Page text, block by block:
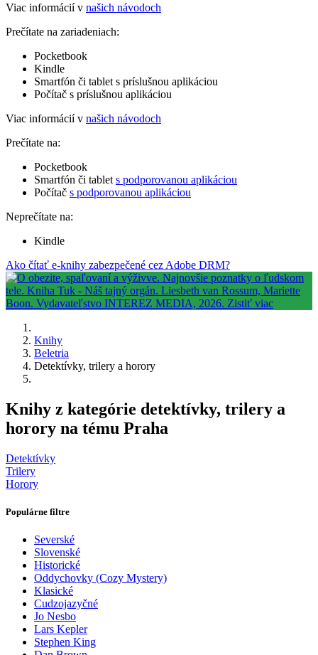
Viac informácií v našich návodoch
Prečítate na zariadeniach:
Pocketbook
Kindle
Smartfón či tablet s príslušnou aplikáciou
Počítač s príslušnou aplikáciou
Viac informácií v našich návodoch
Prečítate na:
Pocketbook
Smartfón či tablet s podporovanou aplikáciou
Počítač s podporovanou aplikáciou
Neprečítate na:
Kindle
Ako čítať e-knihy zabezpečené cez Adobe DRM?
Knihy
Beletria
Detektívky, trilery a horory
Knihy z kategórie detektívky, trilery a
horory na tému Praha
Detektívky
Trilery
Horory
Populárne filtre
Severské
Slovenské
Historické
Oddychovky (Cozy Mystery)
Klasické
Cudzojazyčné
Jo Nesbo
Lars Kepler
Stephen King